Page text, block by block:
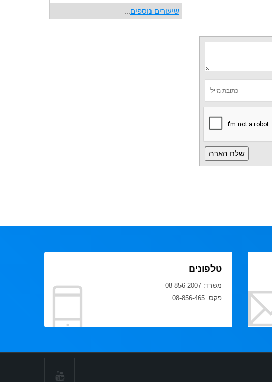
שיעורים נוספים...
טלפונים
משרד: 08-856-2007
פקס: 08-856-465